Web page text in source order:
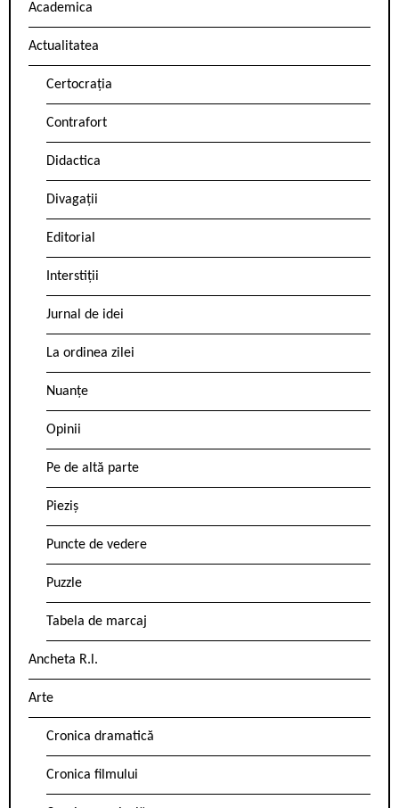
Academica
Actualitatea
Certocrația
Contrafort
Didactica
Divagații
Editorial
Interstiții
Jurnal de idei
La ordinea zilei
Nuanțe
Opinii
Pe de altă parte
Pieziș
Puncte de vedere
Puzzle
Tabela de marcaj
Ancheta R.l.
Arte
Cronica dramatică
Cronica filmului